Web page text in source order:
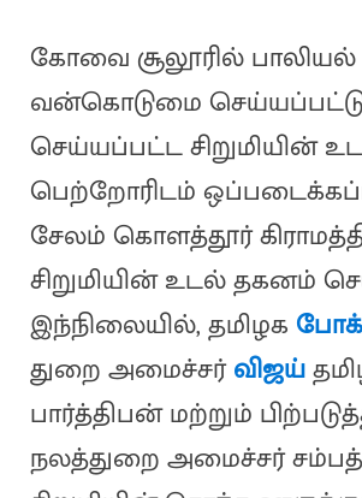
கோவை சூலூரில் பாலியல்
வன்கொடுமை
செய்யப்பட்ட சிறுமியின்
பெற்றோரிடம்
சேலம் கொளத்தூர்
சிறுமியின் உடல் தகனம்
இந்நிலையில், தமிழக
துறை அமைச்சர்விஜய்
பார்த்திபன் மற்றும்
நலத்துறை அமைச்சர்